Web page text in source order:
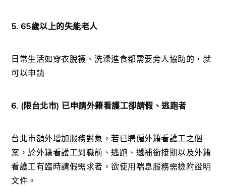
5. 65歲以上的失能老人
日常生活如穿衣脫襪、洗澡進食都需要旁人協助的，就
可以申請
6. (限台北市) 已申請外籍看護工卻請假、逃跑者
台北市額外增加服務對象，若已聘僱外籍看護工之個
案，於外籍看護工到職前、逃跑、遞補銜接期以及外籍
看護工有臨時請假需求者，欲使用喘息服務需檢附證明
文件。